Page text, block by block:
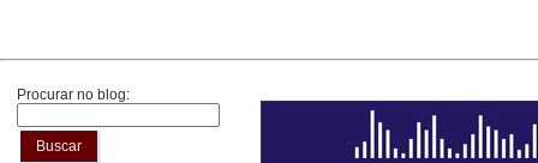
Procurar no blog:
Buscar